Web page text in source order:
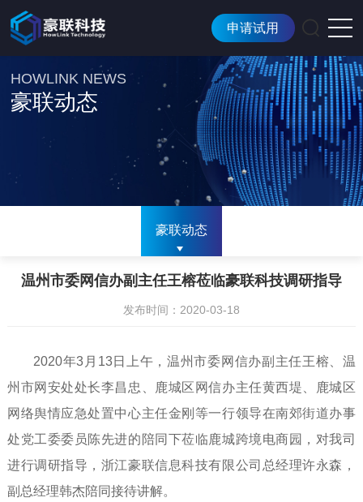
申请试用
HOWLINK NEWS
豪联动态
豪联动态
温州市委网信办副主任王榕莅临豪联科技调研指导
发布时间：2020-03-18
2020年3月13日上午，温州市委网信办副主任王榕、温
州市网安处处长李昌忠、鹿城区网信办主任黄西堤、鹿城区
网络舆情应急处置中心主任金刚等一行领导在南郊街道办事
处党工委委员陈先进的陪同下莅临鹿城跨境电商园，对我司
进行调研指导，浙江豪联信息科技有限公司总经理许永森，
副总经理韩杰陪同接待讲解。